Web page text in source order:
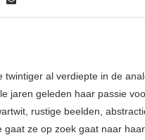
twintiger al verdiepte in de
jaren geleden haar passie
rustige beelden,
gaat ze op zoek gaat naar